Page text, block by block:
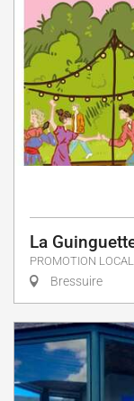
La
PROMOTION
Bressuire